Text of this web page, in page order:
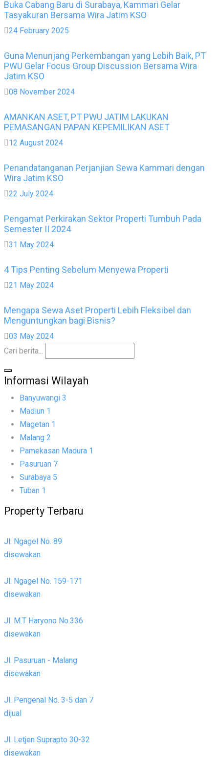
Buka Cabang Baru di Surabaya, Kammari Gelar
Tasyakuran Bersama Wira Jatim KSO
24 February 2025
Guna Menunjang Perkembangan yang Lebih Baik, PT
PWU Gelar Focus Group Discussion Bersama Wira
Jatim KSO
08 November 2024
AMANKAN ASET, PT PWU JATIM LAKUKAN
PEMASANGAN PAPAN KEPEMILIKAN ASET
12 August 2024
Penandatanganan Perjanjian Sewa Kammari dengan
Wira Jatim KSO
22 July 2024
Pengamat Perkirakan Sektor Properti Tumbuh Pada
Semester II 2024
31 May 2024
4 Tips Penting Sebelum Menyewa Properti
21 May 2024
Mengapa Sewa Aset Properti Lebih Fleksibel dan
Menguntungkan bagi Bisnis?
03 May 2024
Cari berita...
Informasi Wilayah
Banyuwangi 3
Madiun 1
Magetan 1
Malang 2
Pamekasan Madura 1
Pasuruan 7
Surabaya 5
Tuban 1
Property Terbaru
Jl. Ngagel No. 89
disewakan
Jl. Ngagel No. 159-171
disewakan
Jl. M.T Haryono No.336
disewakan
Jl. Pasuruan - Malang
disewakan
Jl. Pengenal No. 3-5 dan 7
dijual
Jl. Letjen Suprapto 30-32
disewakan